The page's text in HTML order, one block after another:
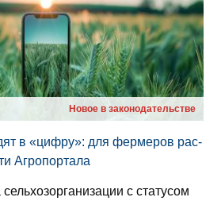
Новое в законодательстве
в «циф­ру»: для фер­ме­ров рас­
Аг­ро­пор­та­ла
с статусом